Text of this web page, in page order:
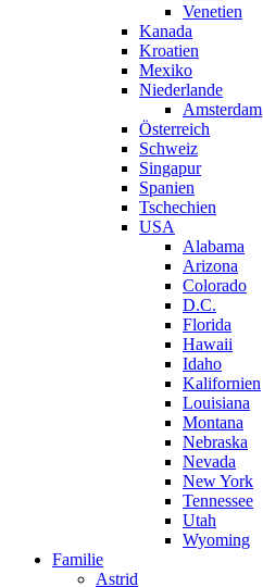
Venetien
Kanada
Kroatien
Mexiko
Niederlande
Amsterdam
Österreich
Schweiz
Singapur
Spanien
Tschechien
USA
Alabama
Arizona
Colorado
D.C.
Florida
Hawaii
Idaho
Kalifornien
Louisiana
Montana
Nebraska
Nevada
New York
Tennessee
Utah
Wyoming
Familie
Astrid